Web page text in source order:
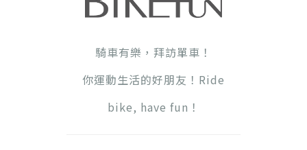
騎車有樂，拜訪單車！
你運動生活的好朋友！Ride
bike, have fun！